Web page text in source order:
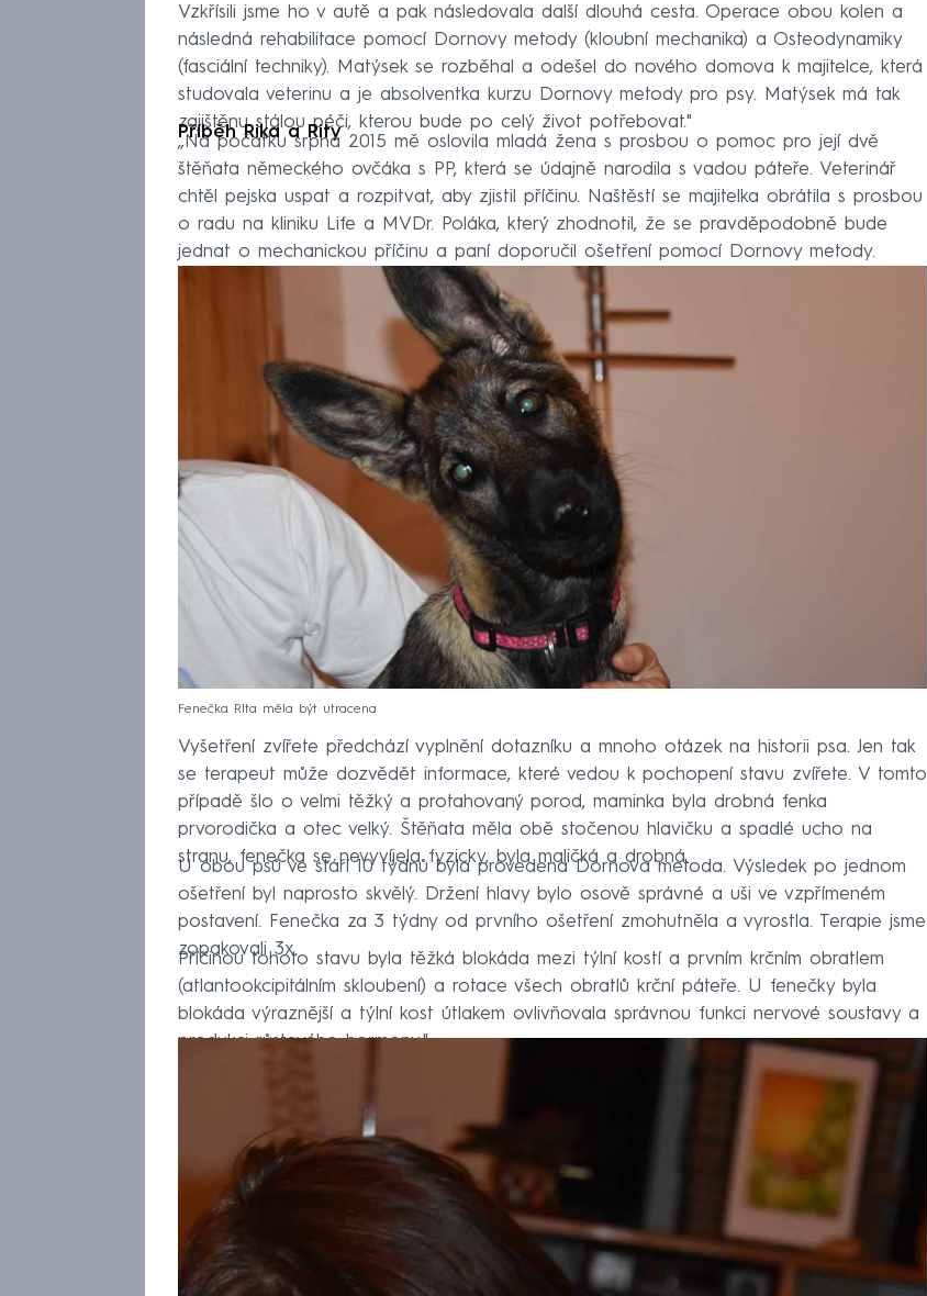
Vzkřísili jsme ho v autě a pak následovala další dlouhá cesta. Operace obou kolen a
následná rehabilitace pomocí Dornovy metody (kloubní mechanika) a Osteodynamiky
(fasciální techniky). Matýsek se rozběhal a odešel do nového domova k majitelce, která
studovala veterinu a je absolventka kurzu Dornovy metody pro psy. Matýsek má tak
zajištěnu stálou péči, kterou bude po celý život potřebovat."
Příběh Rika a Rity
„Na počátku srpna 2015 mě oslovila mladá žena s prosbou o pomoc pro její dvě
štěňata německého ovčáka s PP, která se údajně narodila s vadou páteře. Veterinář
chtěl pejska uspat a rozpitvat, aby zjistil příčinu. Naštěstí se majitelka obrátila s prosbou
o radu na kliniku Life a MVDr. Poláka, který zhodnotil, že se pravděpodobně bude
jednat o mechanickou příčinu a paní doporučil ošetření pomocí Dornovy metody.
Fenečka RIta měla být utracena
Vyšetření zvířete předchází vyplnění dotazníku a mnoho otázek na historii psa. Jen tak
se terapeut může dozvědět informace, které vedou k pochopení stavu zvířete. V tomto
případě šlo o velmi těžký a protahovaný porod, maminka byla drobná fenka
prvorodička a otec velký. Štěňata měla obě stočenou hlavičku a spadlé ucho na
stranu, fenečka se nevyvíjela fyzicky, byla maličká a drobná.
U obou psů ve stáří 10 týdnů byla provedena Dornova metoda. Výsledek po jednom
ošetření byl naprosto skvělý. Držení hlavy bylo osově správné a uši ve vzpřímeném
postavení. Fenečka za 3 týdny od prvního ošetření zmohutněla a vyrostla. Terapie jsme
zopakovali 3x.
Příčinou tohoto stavu byla těžká blokáda mezi týlní kostí a prvním krčním obratlem
(atlantookcipitálním skloubení) a rotace všech obratlů krční páteře. U fenečky byla
blokáda výraznější a týlní kost útlakem ovlivňovala správnou funkci nervové soustavy a
produkci růstového hormonu."